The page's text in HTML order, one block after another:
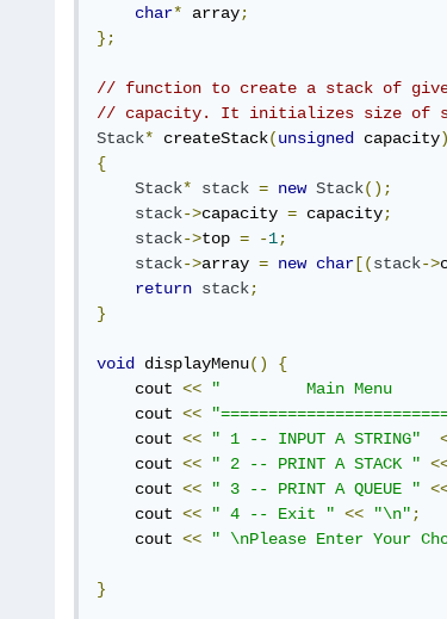
char* array;
};
// function to create a stack of
// capacity. It initializes size of
Stack* createStack(unsigned capacity)
{
Stack* stack = new Stack();
stack->capacity = capacity;
stack->top = -1;
stack->array = new char [(stack->
return stack;
}
void displayMenu()
{
    cout
<< "         Main Menu
    cout
<<
    cout
<< " 1 -- INPUT A STRING"
    cout
<< " 2 -- PRINT A STACK "
    cout
<< " 3 -- PRINT A QUEUE "
    cout
<< " 4 -- Exit " << "\n" ;
    cout
<< " \nPlease Enter Your
}